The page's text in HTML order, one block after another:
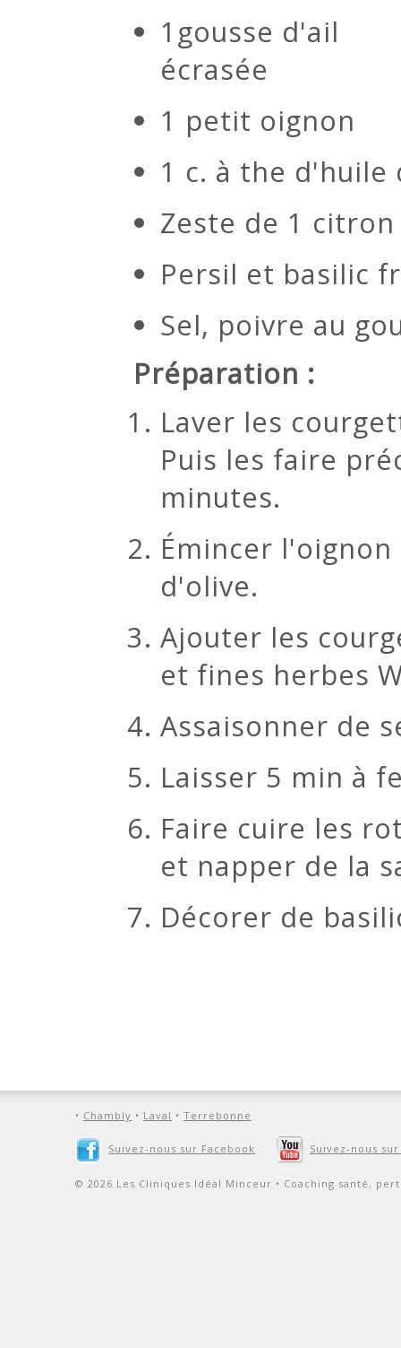
1gousse d'ail
écrasée
1 petit oignon
1 c. à the d'huile
Zeste de 1 citron
Persil et basilic
Sel, poivre au
Préparation :
Laver les
Puis les faire
minutes.
Émincer
d'olive.
Ajouter les
et fines herbes
Assaisonner de
Laisser 5 min à
Faire cuire les
et napper de la
Décorer de
• Chambly • Laval • Terrebonne
Suivez-nous sur Facebook Suivez-nous
© 2026 Les Cliniques Idéal Minceur • Coaching santé,